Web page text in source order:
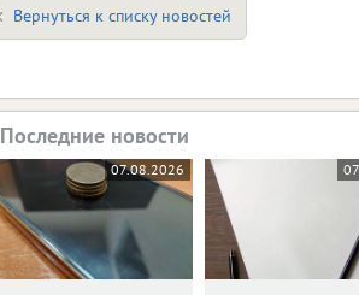
Вернуться к списку новостей
Последние новости
07.08.2026